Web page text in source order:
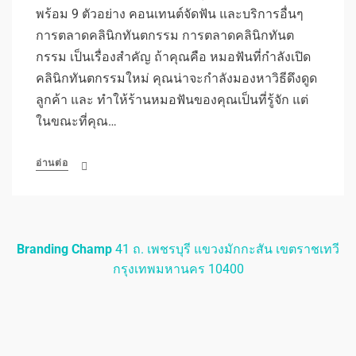
พร้อม 9 ตัวอย่าง คอนเทนต์จัดฟัน และบริการอื่นๆ
การตลาดคลินิกทันตกรรม การตลาดคลินิกทันต
กรรม เป็นเรื่องสำคัญ ถ้าคุณคือ หมอฟันที่กำลังเปิด
คลินิกทันตกรรมใหม่ คุณน่าจะกำลังมองหาวิธีดึงดูด
ลูกค้า และ ทำให้ร้านหมอฟันของคุณเป็นที่รู้จัก แต่
ในขณะที่คุณ…
อ่านต่อ
Branding Champ 41 ถ. เพชรบุรี แขวงมักกะสัน เขตราชเทวี
กรุงเทพมหานคร 10400